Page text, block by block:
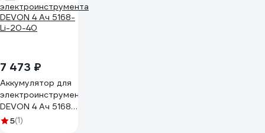
7 473 ₽
Аккумулятор для
электроинструмента
DEVON 4 Ач 5168-
Li-20-40
5(1)